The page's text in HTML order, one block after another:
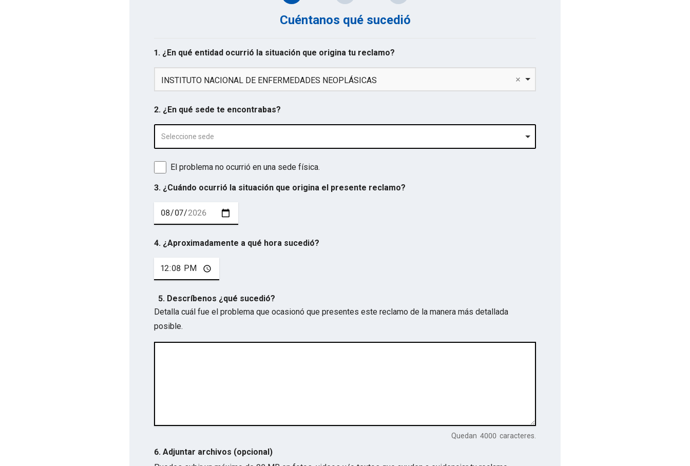
Cuéntanos qué sucedió
1. ¿En qué entidad ocurrió la situación que origina tu reclamo?
INSTITUTO NACIONAL DE ENFERMEDADES NEOPLÁSICAS
2. ¿En qué sede te encontrabas?
Seleccione sede
El problema no ocurrió en una sede física.
3. ¿Cuándo ocurrió la situación que origina el presente reclamo?
4. ¿Aproximadamente a qué hora sucedió?
5. Descríbenos ¿qué sucedió?
Detalla cuál fue el problema que ocasionó que presentes este reclamo de la manera más detallada
posible.
Quedan 4000 caracteres.
6. Adjuntar archivos (opcional)